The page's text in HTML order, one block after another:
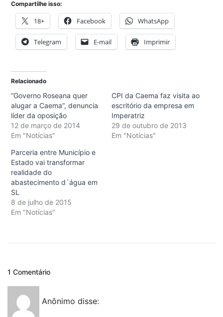
Compartilhe isso:
18+ Facebook WhatsApp
Telegram E-mail Imprimir
Relacionado
“Governo Roseana quer
alugar a Caema”, denuncia
líder da oposição
12 de março de 2014
Em "Notícias"
CPI da Caema faz visita ao
escritório da empresa em
Imperatriz
29 de outubro de 2013
Em "Notícias"
Parceria entre Município e
Estado vai transformar
realidade do
abastecimento d´água em
SL
8 de julho de 2015
Em "Notícias"
1 Comentário
Anônimo disse: